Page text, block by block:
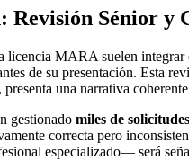
Revisión Sénior y
licencia MARA suelen
de su presentación. Esta
una narrativa
gestionado miles de solicitudes
correcta pero
especializado— será